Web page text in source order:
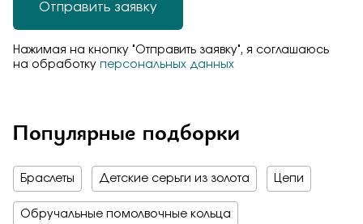
Отправить заявку
Нажимая на кнопку "Отправить заявку", я соглашаюсь
на обработку персональных данных
Популярные подборки
Браслеты Детские серьги из золота Цепи
Обручальные помолвочные кольца